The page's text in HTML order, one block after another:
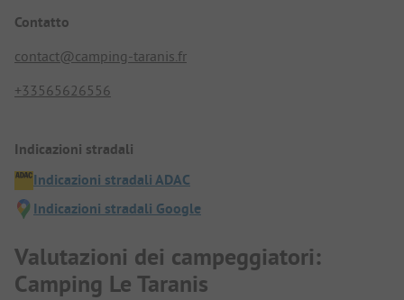
Contatto
contact@camping-taranis.fr
+33565626556
Indicazioni stradali
Indicazioni stradali ADAC
Indicazioni stradali Google
Valutazioni dei campeggiatori:
Camping Le Taranis